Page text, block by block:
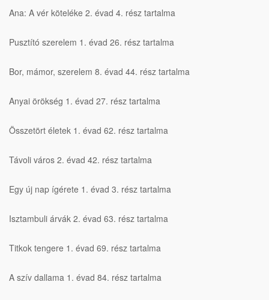
Ana: A vér köteléke 2. évad 4. rész tartalma
Pusztító szerelem 1. évad 26. rész tartalma
Bor, mámor, szerelem 8. évad 44. rész tartalma
Anyai örökség 1. évad 27. rész tartalma
Összetört életek 1. évad 62. rész tartalma
Távoli város 2. évad 42. rész tartalma
Egy új nap ígérete 1. évad 3. rész tartalma
Isztambuli árvák 2. évad 63. rész tartalma
Titkok tengere 1. évad 69. rész tartalma
A szív dallama 1. évad 84. rész tartalma